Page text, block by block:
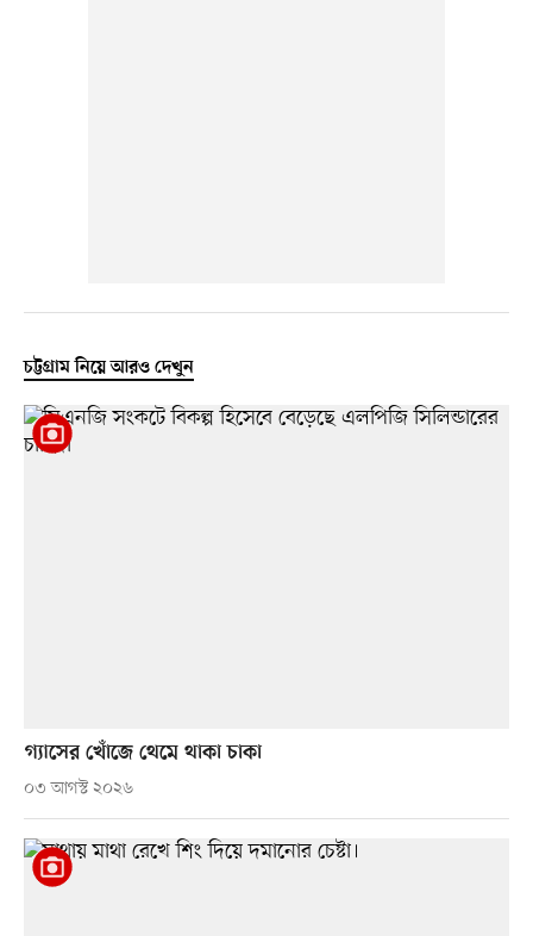
চট্টগ্রাম নিয়ে আরও দেখুন
গ্যাসের খোঁজে থেমে থাকা চাকা
০৩ আগস্ট ২০২৬